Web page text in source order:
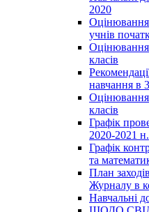
2020
Оцінювання
учнів
Оцінювання
класів
навчання в
Оцінювання
класів
Графік
2020-2021
Графік
та
План
Журналу в
Навчальні